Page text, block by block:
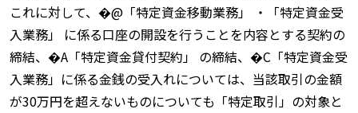
これに対して、�@「特定資金移動業務」 ・「特定資金受
入業務」 に係る口座の開設を行うことを内容とする契約の
締結、�A「特定資金貸付契約」 の締結、�C「特定資金受
入業務」に係る金銭の受入れについては、当該取引の金額
が30万円を超えないものについても「特定取引」の対象と